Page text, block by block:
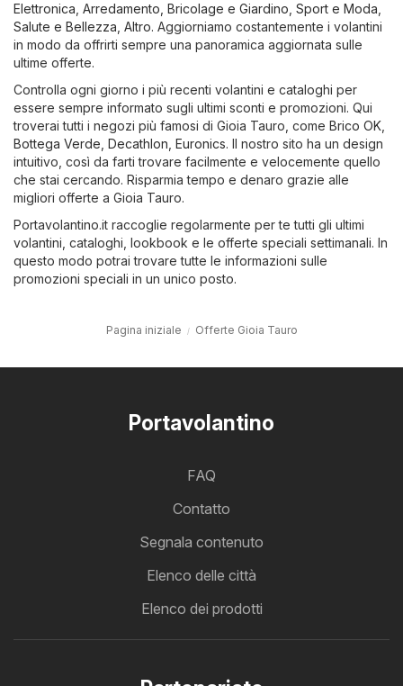
Elettronica Arredamento, Bricolage e Giardino Sport e Moda
Salute e Bellezza Altro. Aggiorniamo costantemente i volantini
in modo da offrirti sempre una panoramica aggiornata sulle
ultime offerte.
Controlla ogni giorno i più recenti volantini e cataloghi per
essere sempre informato sugli ultimi sconti e promozioni. Qui
troverai tutti i negozi più famosi di Gioia Tauro, come Brico OK
Bottega Verde Decathlon Euronics. Il nostro sito ha un design
intuitivo, così da farti trovare facilmente e velocemente quello
che stai cercando. Risparmia tempo e denaro grazie alle
migliori offerte a Gioia Tauro.
Portavolantino.it raccoglie regolarmente per te tutti gli ultimi
volantini, cataloghi, lookbook e le offerte speciali settimanali. In
questo modo potrai trovare tutte le informazioni sulle
promozioni speciali in un unico posto.
Pagina iniziale Offerte Gioia Tauro
Portavolantino
FAQ
Contatto
Segnala contenuto
Elenco delle città
Elenco dei prodotti